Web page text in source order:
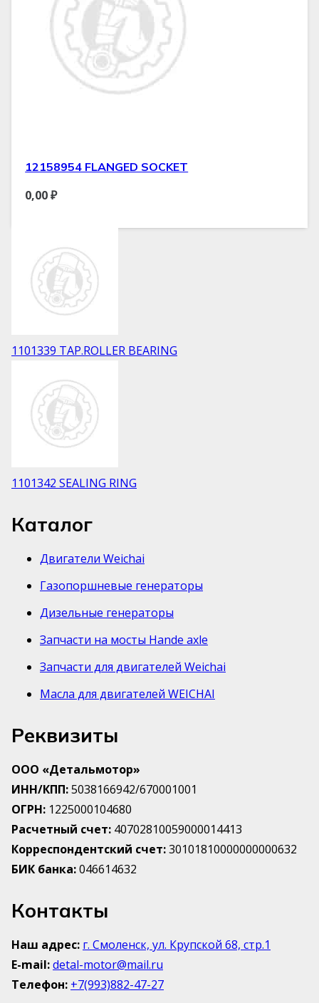
12158954 FLANGED SOCKET
0,00₽
1101339 TAP.ROLLER BEARING
1101342 SEALING RING
Каталог
Двигатели Weichai
Газопоршневые генераторы
Дизельные генераторы
Запчасти на мосты Hande axle
Запчасти для двигателей Weichai
Масла для двигателей WEICHAI
Реквизиты
ООО «Детальмотор»
ИНН/КПП:5038166942/670001001
ОГРН: 1225000104680
Расчетный счет: 40702810059000014413
Корреспондентский счет:30101810000000000632
БИК банка:046614632
Контакты
Наш адрес: г. Смоленск, ул. Крупской 68, стр.1
E-mail:detal-motor@mail.ru
Телефон: +7(993)882-47-27